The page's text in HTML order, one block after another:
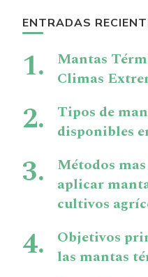
ENTRADAS
Mantas
Climas
Tipos de
disponibles
Métodos
aplicar
cultivos
Objetivos
las mantas